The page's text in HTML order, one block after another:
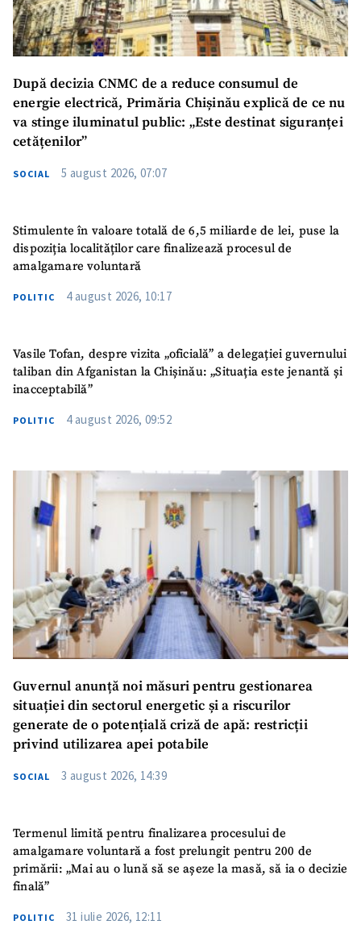
După decizia CNMC de a reduce consumul de
energie electrică, Primăria Chișinău explică de ce nu
va stinge iluminatul public: „Este destinat siguranței
cetățenilor”
SOCIAL 5 august 2026, 07:07
Stimulente în valoare totală de 6,5 miliarde de lei, puse la
dispoziția localităților care finalizează procesul de
amalgamare voluntară
POLITIC 4 august 2026, 10:17
Vasile Tofan, despre vizita „oficială” a delegației guvernului
taliban din Afganistan la Chișinău: „Situația este jenantă și
inacceptabilă”
POLITIC 4 august 2026, 09:52
Guvernul anunță noi măsuri pentru gestionarea
situației din sectorul energetic și a riscurilor
generate de o potențială criză de apă: restricții
privind utilizarea apei potabile
SOCIAL 3 august 2026, 14:39
Termenul limită pentru finalizarea procesului de
amalgamare voluntară a fost prelungit pentru 200 de
primării: „Mai au o lună să se așeze la masă, să ia o decizie
finală”
POLITIC 31 iulie 2026, 12:11